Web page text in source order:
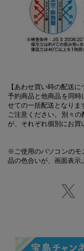
【あわせ買い時の配送に
予約商品と他商品を同時
せての一括配送となりま
ご注意ください。別々
が、それぞれ個別にお買
※ご使用のパソコンのモ
品の色合いが、画面表示